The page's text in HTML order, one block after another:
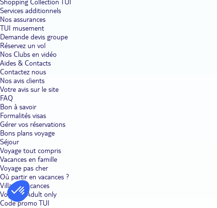
Shopping Collection TUI
Services additionnels
Nos assurances
TUI musement
Demande devis groupe
Réservez un vol
Nos Clubs en vidéo
Aides & Contacts
Contactez nous
Nos avis clients
Votre avis sur le site
FAQ
Bon à savoir
Formalités visas
Gérer vos réservations
Bons plans voyage
Séjour
Voyage tout compris
Vacances en famille
Voyage pas cher
Où partir en vacances ?
Villages vacances
Voyages Adult only
Code promo TUI